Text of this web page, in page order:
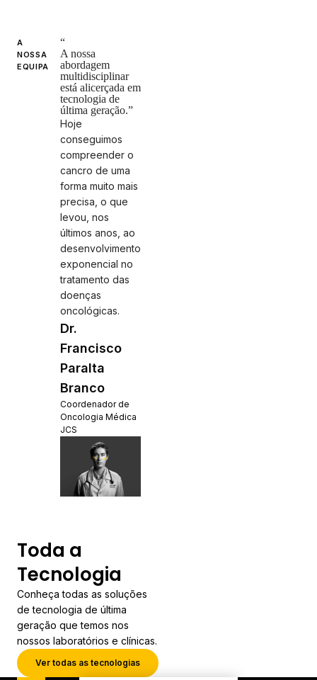
A
NOSSA
EQUIPA
“
A nossa
abordagem
multidisciplinar
está alicerçada em
tecnologia de
última geração.”
Hoje
conseguimos
compreender o
cancro de uma
forma muito mais
precisa, o que
levou, nos
últimos anos, ao
desenvolvimento
exponencial no
tratamento das
doenças
oncológicas.
Dr.
Francisco
Paralta
Branco
Coordenador de
Oncologia Médica
JCS
Toda a
Tecnologia
Conheça todas as soluções
de tecnologia de última
geração que temos nos
nossos laboratórios e clínicas.
Ver todas as tecnologias